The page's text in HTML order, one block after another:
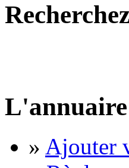
» Ajouter